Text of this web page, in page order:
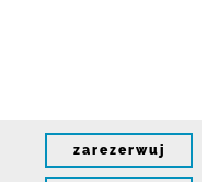
zarezerwuj